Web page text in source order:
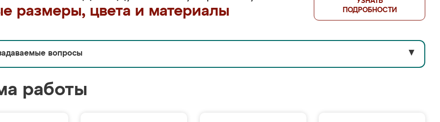
размеры, цвета и материалы
ПОДРОБНОСТИ
вопросы ▼
работы